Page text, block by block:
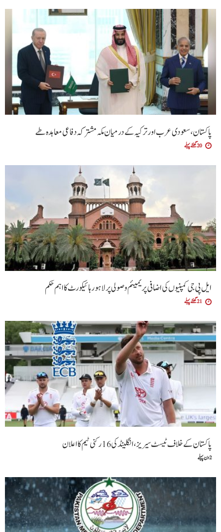
پاکستان، سعودی عرب اور ترکیہ کے درمیان مکہ مشترکہ دفاعی معاہدہ طے
20 گھنٹے پہلے
ایل پی جی کمپنیوں کی اضافی پریمیئم وصولی پر لاہور ہائیکورٹ کا اہم حکم
21 گھنٹے پہلے
پاکستان کے خلاف ٹیسٹ سیریز، انگلینڈ کی 16 رکنی ٹیم کا اعلان
2 دن پہلے